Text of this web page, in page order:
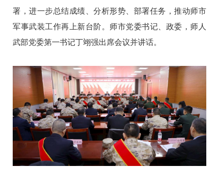
署，进一步总结成绩、分析形势、部署任务，推动师市
军事武装工作再上新台阶。师市党委书记、政委，师人
武部党委第一书记丁翊强出席会议并讲话。